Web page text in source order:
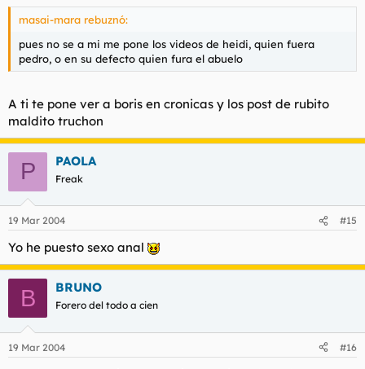
masai-mara rebuznó:
pues no se a mi me pone los videos de heidi, quien fuera
pedro, o en su defecto quien fura el abuelo
A ti te pone ver a boris en cronicas y los post de rubito
maldito truchon
P PAOLA
Freak
19 Mar 2004 #15
Yo he puesto sexo anal
B BRUNO
Forero del todo a cien
19 Mar 2004 #16